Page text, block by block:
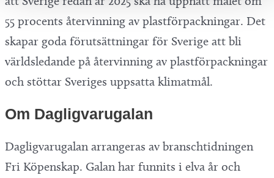
55 procents återvinning av plastförpackningar. Det
skapar goda förutsättningar för Sverige att bli
världsledande på återvinning av plastförpackningar
och stöttar Sveriges uppsatta klimatmål.
Om Dagligvarugalan
Dagligvarugalan arrangeras av branschtidningen
Fri Köpenskap. Galan har funnits i elva år och